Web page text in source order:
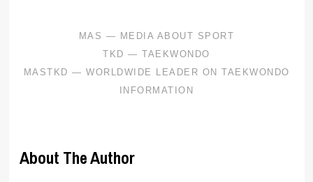
About The Author